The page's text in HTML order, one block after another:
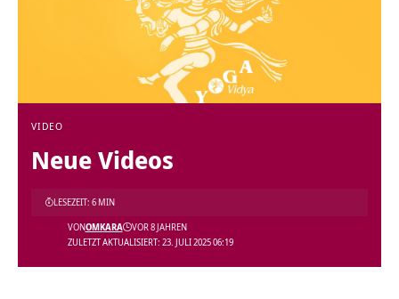
VIDEO
Neue Videos
ZULETZT AKTUALISIERT: 23. JULI 2025 06:19
VONOMKARA VOR 8 JAHREN
LESEZEIT: 6 MIN